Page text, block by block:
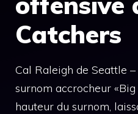
Catchers
Cal Raleigh de Seattle
surnom accrocheur
hauteur du surnom,